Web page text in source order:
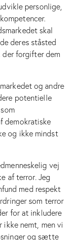
personlige,
skal
deres ståsted
forgifter dem
og andre
potentielle
demokratiske
og ikke mindst
vej
af terror. Jeg
med respekt
som terror
for at inkludere
nemt, men vi
og sætte